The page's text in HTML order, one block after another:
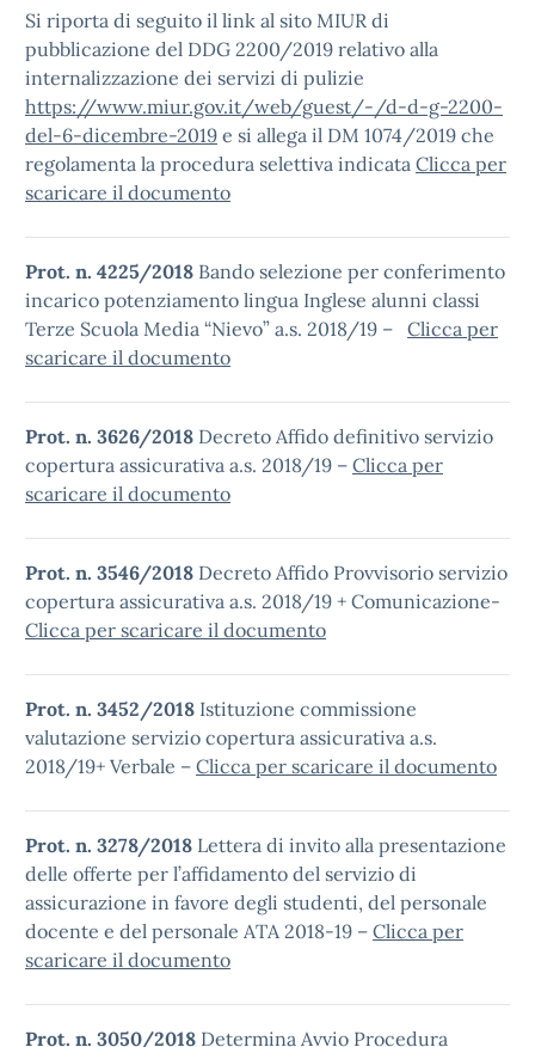
Si riporta di seguito il link al sito MIUR di
pubblicazione del DDG 2200/2019 relativo alla
internalizzazione dei servizi di pulizie
https://www.miur.gov.it/web/guest/-/d-d-g-2200-
del-6-dicembre-2019 e si allega il DM 1074/2019 che
regolamenta la procedura selettiva indicata Clicca per
scaricare il documento
Prot. n. 4225/2018 Bando selezione per conferimento
incarico potenziamento lingua Inglese alunni classi
Terze Scuola Media “Nievo” a.s. 2018/19 – Clicca per
scaricare il documento
Prot. n. 3626/2018 Decreto Affido definitivo servizio
copertura assicurativa a.s. 2018/19 – Clicca per
scaricare il documento
Prot. n. 3546/2018 Decreto Affido Provvisorio servizio
copertura assicurativa a.s. 2018/19 + Comunicazione-
Clicca per scaricare il documento
Prot. n. 3452/2018 Istituzione commissione
valutazione servizio copertura assicurativa a.s.
2018/19+ Verbale – Clicca per scaricare il documento
Prot. n. 3278/2018 Lettera di invito alla presentazione
delle offerte per l’affidamento del servizio di
assicurazione in favore degli studenti, del personale
docente e del personale ATA 2018-19 – Clicca per
scaricare il documento
Prot. n. 3050/2018 Determina Avvio Procedura